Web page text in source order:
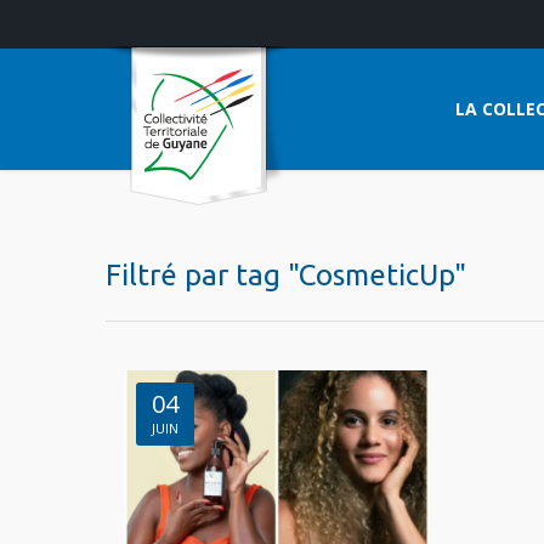
LA
Filtré par tag "CosmeticUp"
04
JUIN